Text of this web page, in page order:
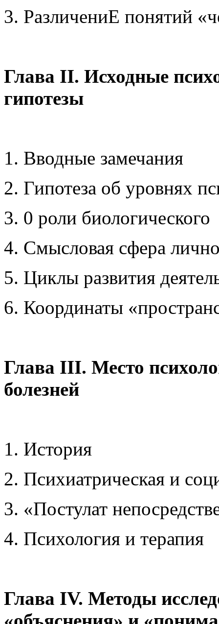
3. РазличениЕ понятий
Глава II. Исходные
гипотезы
1. Вводные замечания
2. Гипотеза об уровнях
3. 0 роли биологического
4. Смысловая сфера
5. Циклы развития
6. Координаты
Глава III. Место
болезней
1. История
2. Психиатрическая и
3. «Постулат
4. Психология и терапия
Глава IV. Методы